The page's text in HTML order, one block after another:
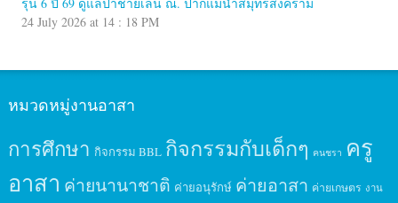
24 July 2026 at 14 : 18 PM
หมวดหมู่งานอาสา
การศึกษา กิจกรรม BBL กิจกรรมกับเด็กๆ คนชรา ครู
อาสา ค่ายนานาชาติ ค่ายอนุรักษ์ ค่ายอาสา ค่ายเกษตร งาน